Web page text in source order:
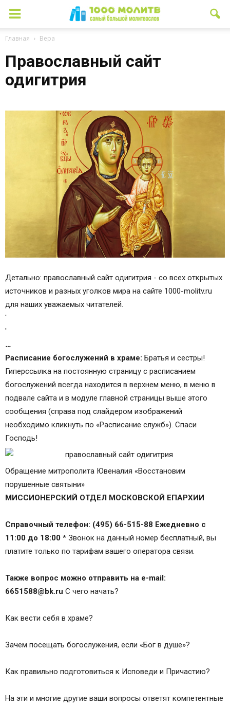
Главная Вера
Православный сайт
одигитрия
Детально: православный сайт одигитрия - со всех открытых
источников и разных уголков мира на сайте 1000-molitv.ru
для наших уважаемых читателей.
'
'
…
Расписание богослужений в храме: Братья и сестры!
Гиперссылка на постоянную страницу с расписанием
богослужений всегда находится в верхнем меню, в меню в
подвале сайта и в модуле главной страницы выше этого
сообщения (справа под слайдером изображений
необходимо кликнуть по «Расписание служб»). Спаси
Господь!
Обращение митрополита Ювеналия «Восстановим
порушенные святыни»
МИССИОНЕРСКИЙ ОТДЕЛ МОСКОВСКОЙ ЕПАРХИИ
Справочный телефон: (495) 66-515-88 Ежедневно с
11:00 до 18:00 * Звонок на данный номер бесплатный, вы
платите только по тарифам вашего оператора связи.
Также вопрос можно отправить на e-mail:
6651588@bk.ru С чего начать?
Как вести себя в храме?
Зачем посещать богослужения, если «Бог в душе»?
Как правильно подготовиться к Исповеди и Причастию?
На эти и многие другие ваши вопросы ответят компетентные